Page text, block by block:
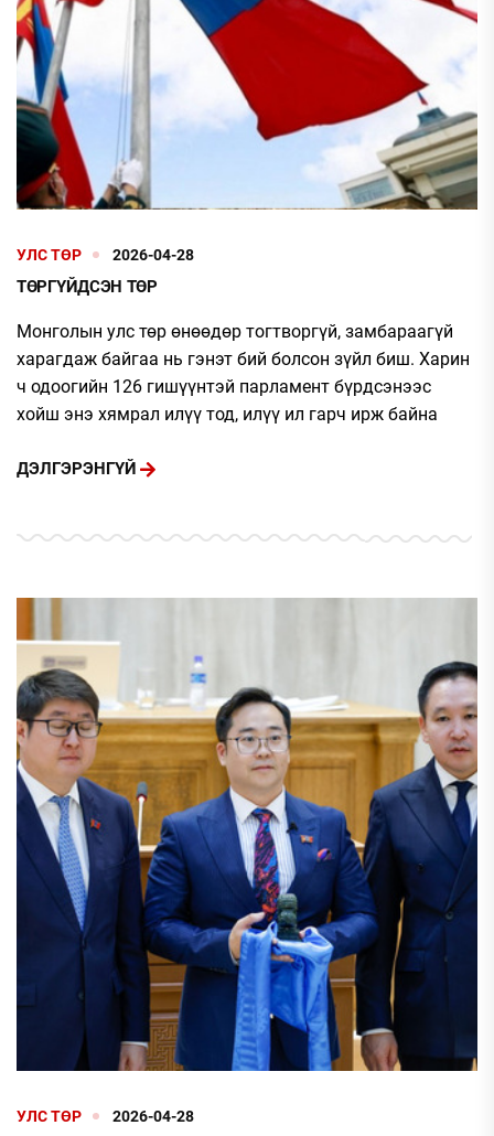
УЛС ТӨР 2026-04-28
ТӨРГҮЙДСЭН ТӨР
Монголын улс төр өнөөдөр тогтворгүй, замбараагүй
харагдаж байгаа нь гэнэт бий болсон зүйл биш. Харин
ч одоогийн 126 гишүүнтэй парламент бүрдсэнээс
хойш энэ хямрал илүү тод, илүү ил гарч ирж байна
ДЭЛГЭРЭНГҮЙ
УЛС ТӨР 2026-04-28